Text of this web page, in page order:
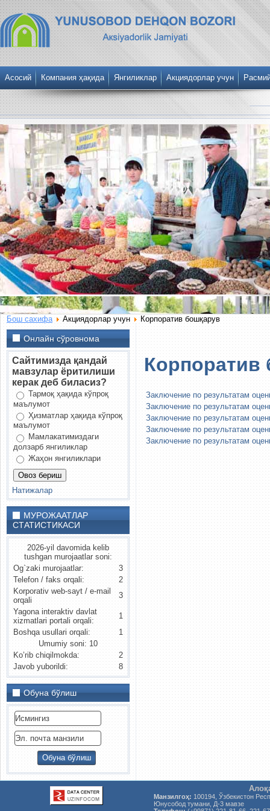
Асосий Компания ҳақида Янгиликлар Акциядорлар учун
Бош сахифа Акциядорлар учун Корпоратив бошқарув
Онлайн сўровнома
Сайтимизда қандай
мавзулар ёритилиши
керак деб биласиз?
Тармоқ ҳақида кўпроқ
маълумот
Ҳизматлар ҳақида кўпроқ
маълумот
Мамлакатимиздаги
долзарб янгиликлар
Жаҳон янгиликлари
Натижалар
МУРОЖААТЛАР
СТАТИСТИКАСИ
2026-yil davomida kelib
tushgan murojaatlar soni:
Og`zaki murojaatlar:
3
Telefon / faks orqali:
2
Korporativ web-sayt / e-mail
orqali
3
Yagona interaktiv davlat
xizmatlari portali orqali:
1
Boshqa usullari orqali:
1
Umumiy soni: 10
Ko’rib chiqilmokda:
2
Javob yuborildi:
8
Обуна бўлиш
Корпоратив
Заключение по результатам
Заключение по результатам
Заключение по результатам
Заключение по результатам
Заключение по результатам
Манзилгоҳ: 100194, Ўзбекистон
Юнусобод тумани, Д-3 мавзе